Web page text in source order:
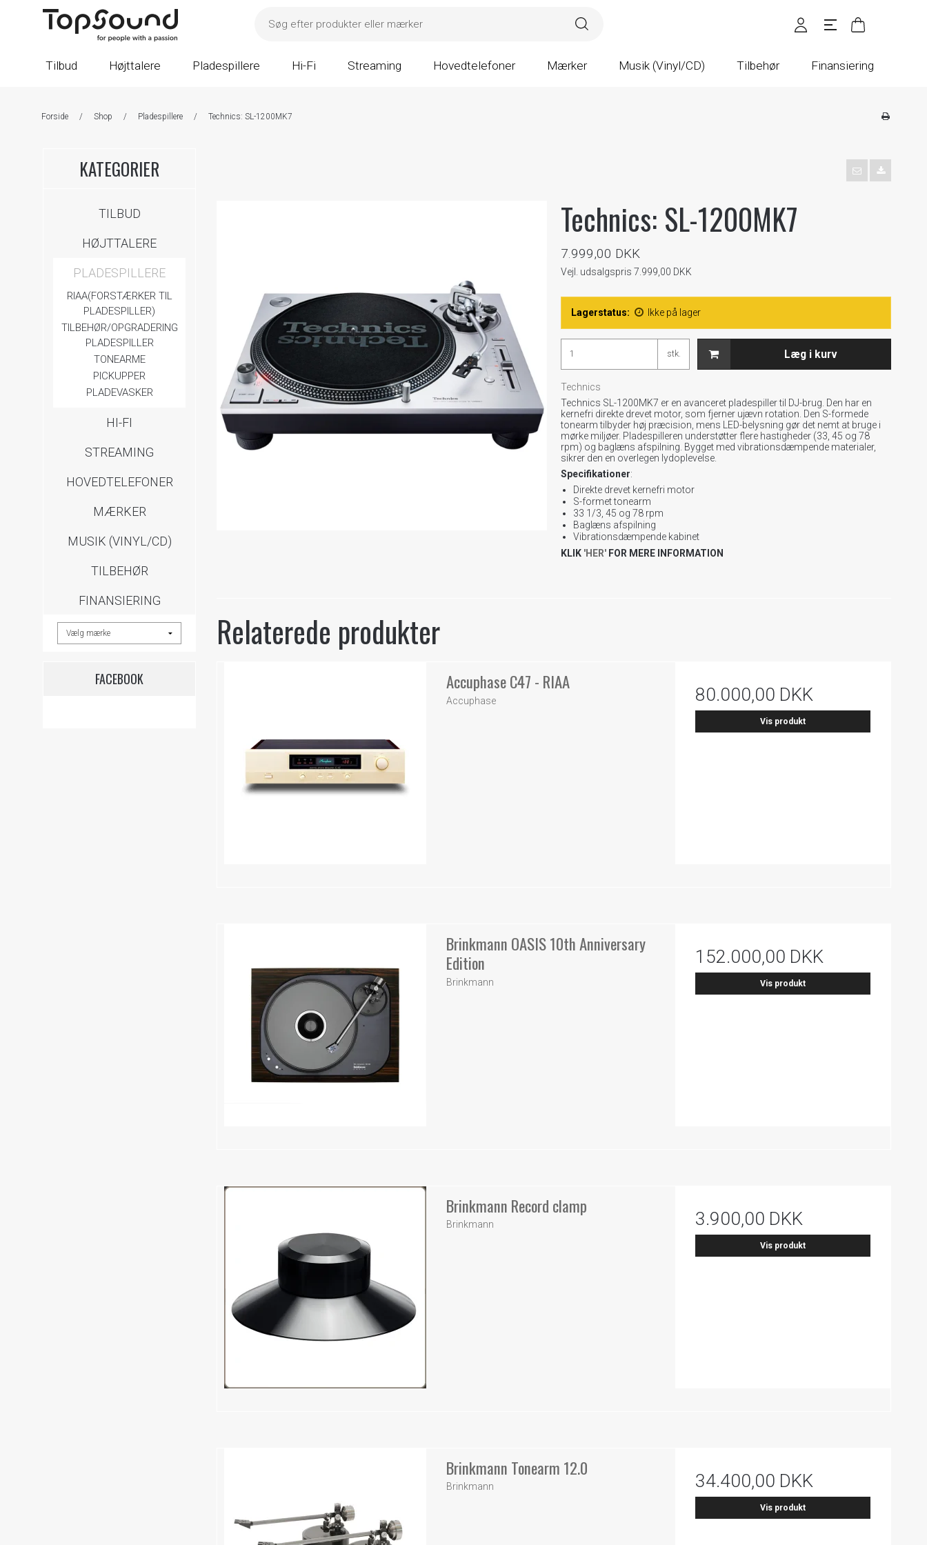
Tilbud Højttalere Pladespillere Hi-Fi Streaming Hovedtelefoner Mærker Musik (Vinyl/CD) Tilbehør Finansiering
Forside / Shop / Pladespillere / Technics: SL-1200MK7
KATEGORIER
TILBUD
HØJTTALERE
PLADESPILLERE
RIAA(FORSTÆRKER TIL
PLADESPILLER)
TILBEHØR/OPGRADERING
PLADESPILLER
TONEARME
PICKUPPER
PLADEVASKER
HI-FI
STREAMING
HOVEDTELEFONER
MÆRKER
MUSIK (VINYL/CD)
TILBEHØR
FINANSIERING
FACEBOOK
Technics: SL-1200MK7
7.999,00 DKK
Vejl. udsalgspris 7.999,00 DKK
Lagerstatus: Ikke på lager
stk. Læg i kurv
Technics
Technics SL-1200MK7 er en avanceret pladespiller til DJ-brug. Den har en
kernefri direkte drevet motor, som fjerner ujævn rotation. Den S-formede
tonearm tilbyder høj præcision, mens LED-belysning gør det nemt at bruge i
mørke miljøer. Pladespilleren understøtter flere hastigheder (33, 45 og 78
rpm) og baglæns afspilning. Bygget med vibrationsdæmpende materialer,
sikrer den en overlegen lydoplevelse.
Specifikationer:
Direkte drevet kernefri motor
S-formet tonearm
33 1/3, 45 og 78 rpm
Baglæns afspilning
Vibrationsdæmpende kabinet
KLIK 'HER' FOR MERE INFORMATION
Relaterede produkter
Accuphase C47 - RIAA
Accuphase 80.000,00 DKK
Vis produkt
Brinkmann OASIS 10th Anniversary
Edition
Brinkmann
152.000,00 DKK
Vis produkt
Brinkmann Record clamp
Brinkmann 3.900,00 DKK
Vis produkt
Brinkmann Tonearm 12.0
Brinkmann 34.400,00 DKK
Vis produkt